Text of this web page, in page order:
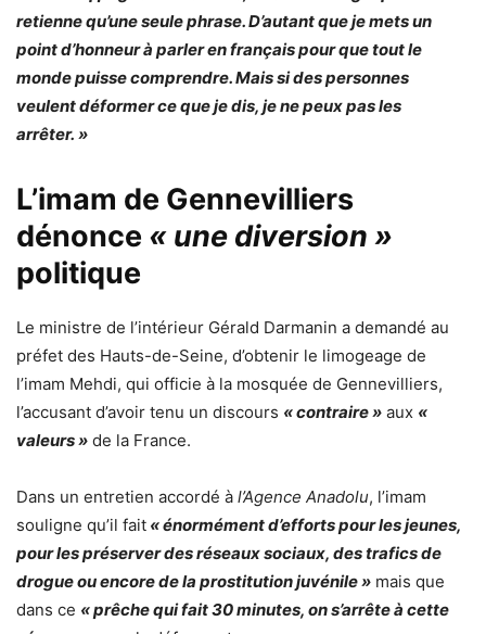
retienne qu’une seule phrase. D’autant que je mets un
point d’honneur à parler en français pour que tout le
monde puisse comprendre. Mais si des personnes
veulent déformer ce que je dis, je ne peux pas les
arrêter. »
L’imam de Gennevilliers
dénonce « une diversion »
politique
Le ministre de l’intérieur Gérald Darmanin a demandé au
préfet des Hauts-de-Seine, d’obtenir le limogeage de
l’imam Mehdi, qui officie à la mosquée de Gennevilliers,
l’accusant d’avoir tenu un discours « contraire » aux «
valeurs » de la France.
Dans un entretien accordé à l’Agence Anadolu, l’imam
souligne qu’il fait « énormément d’efforts pour les jeunes,
pour les préserver des réseaux sociaux, des trafics de
drogue ou encore de la prostitution juvénile » mais que
dans ce « prêche qui fait 30 minutes, on s’arrête à cette